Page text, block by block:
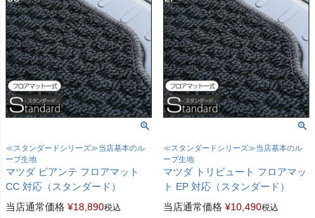
≪スタンダードシリーズ≫当店基本のル
ープ生地
マツダ ビアンテ フロアマット
CC 対応（スタンダード）
当店通常価格 ¥18,890税込
≪スタンダードシリーズ≫当店基本のル
ープ生地
マツダ トリビュート フロアマッ
ト EP 対応（スタンダード）
当店通常価格 ¥10,490税込